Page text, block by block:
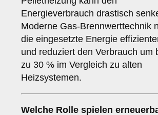
Energieverbrauch drastisch
Moderne Gas-Brennwerttechnik
die eingesetzte Energie
und reduziert den Verbrauch um
zu 30 % im Vergleich zu alten
Heizsystemen.
Welche Rolle spielen